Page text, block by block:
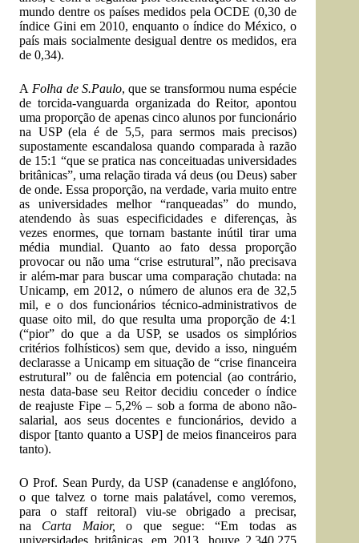
mundo dentre os países medidos pela OCDE (0,30 de
índice Gini em 2010, enquanto o índice do México, o
país mais socialmente desigual dentre os medidos, era
de 0,34).
A Folha de S.Paulo, que se transformou numa espécie
de torcida-vanguarda organizada do Reitor, apontou
uma proporção de apenas cinco alunos por funcionário
na USP (ela é de 5,5, para sermos mais precisos)
supostamente escandalosa quando comparada à razão
de 15:1 “que se pratica nas conceituadas universidades
britânicas”, uma relação tirada vá deus (ou Deus) saber
de onde. Essa proporção, na verdade, varia muito entre
as universidades melhor “ranqueadas” do mundo,
atendendo às suas especificidades e diferenças, às
vezes enormes, que tornam bastante inútil tirar uma
média mundial. Quanto ao fato dessa proporção
provocar ou não uma “crise estrutural”, não precisava
ir além-mar para buscar uma comparação chutada: na
Unicamp, em 2012, o número de alunos era de 32,5
mil, e o dos funcionários técnico-administrativos de
quase oito mil, do que resulta uma proporção de 4:1
(“pior” do que a da USP, se usados os simplórios
critérios folhísticos) sem que, devido a isso, ninguém
declarasse a Unicamp em situação de “crise financeira
estrutural” ou de falência em potencial (ao contrário,
nesta data-base seu Reitor decidiu conceder o índice
de reajuste Fipe – 5,2% – sob a forma de abono não-
salarial, aos seus docentes e funcionários, devido a
dispor [tanto quanto a USP] de meios financeiros para
tanto).
O Prof. Sean Purdy, da USP (canadense e anglófono,
o que talvez o torne mais palatável, como veremos,
para o staff reitoral) viu-se obrigado a precisar,
na Carta Maior, o que segue: “Em todas as
universidades britânicas, em 2013, houve 2.340.275